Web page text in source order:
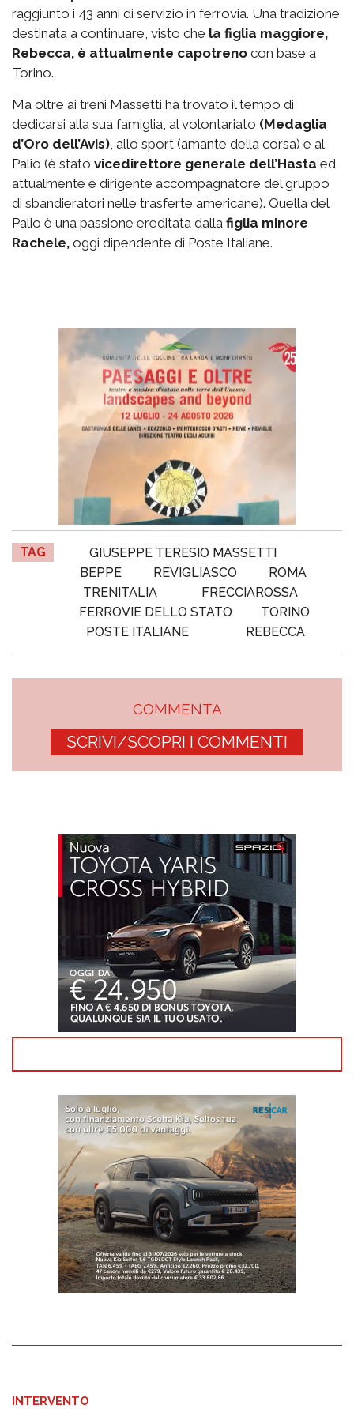
raggiunto i 43 anni di servizio in ferrovia. Una tradizione
destinata a continuare, visto che la figlia maggiore,
Rebecca, è attualmente capotreno con base a
Torino.
Ma oltre ai treni Massetti ha trovato il tempo di
dedicarsi alla sua famiglia, al volontariato (Medaglia
d’Oro dell’Avis), allo sport (amante della corsa) e al
Palio (è stato vicedirettore generale dell’Hasta ed
attualmente è dirigente accompagnatore del gruppo
di sbandieratori nelle trasferte americane). Quella del
Palio è una passione ereditata dalla figlia minore
Rachele, oggi dipendente di Poste Italiane.
TAG
GIUSEPPE TERESIO MASSETTI
BEPPE
REVIGLIASCO
ROMA
TRENITALIA
FRECCIAROSSA
FERROVIE DELLO STATO
TORINO
POSTE ITALIANE
REBECCA
COMMENTA
SCRIVI/SCOPRI I COMMENTI
INTERVENTO